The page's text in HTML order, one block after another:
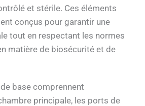
et stérile. Ces éléments
conçus pour garantir une
tout en respectant les normes
matière de biosécurité et de
base comprennent
principale, les ports de